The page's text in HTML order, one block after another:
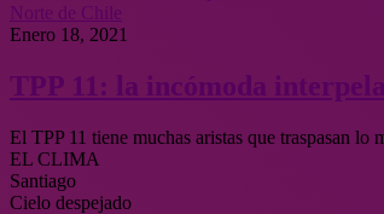
Norte de Chile
Enero 18, 2021
TPP 11: la incómoda
El TPP 11 tiene muchas aristas que traspasan
EL CLIMA
Santiago
Cielo despejado